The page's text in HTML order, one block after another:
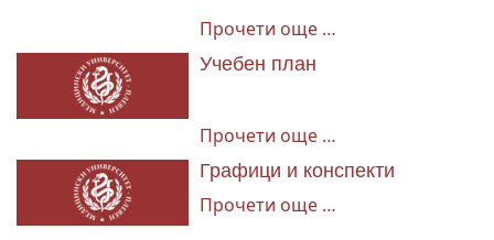
Прочети още …
Учебен план
Прочети още …
Графици и конспекти
Прочети още …